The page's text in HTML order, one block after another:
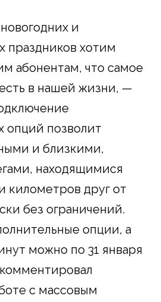
и
праздников хотим
абонентам, что самое
в нашей жизни, —
опций позволит
и близкими,
находящимися
километров друг от
без ограничений.
опции, а
можно по 31 января
с массовым